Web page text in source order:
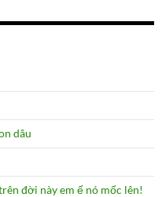
dâu
đời này em ế nó mốc lên!